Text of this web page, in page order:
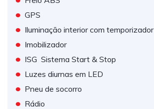
• GPS
• Iluminação interior com temporizador
• Imobilizador
• ISG  Sistema Start & Stop
• Luzes diurnas em LED
• Pneu de socorro
• Rádio